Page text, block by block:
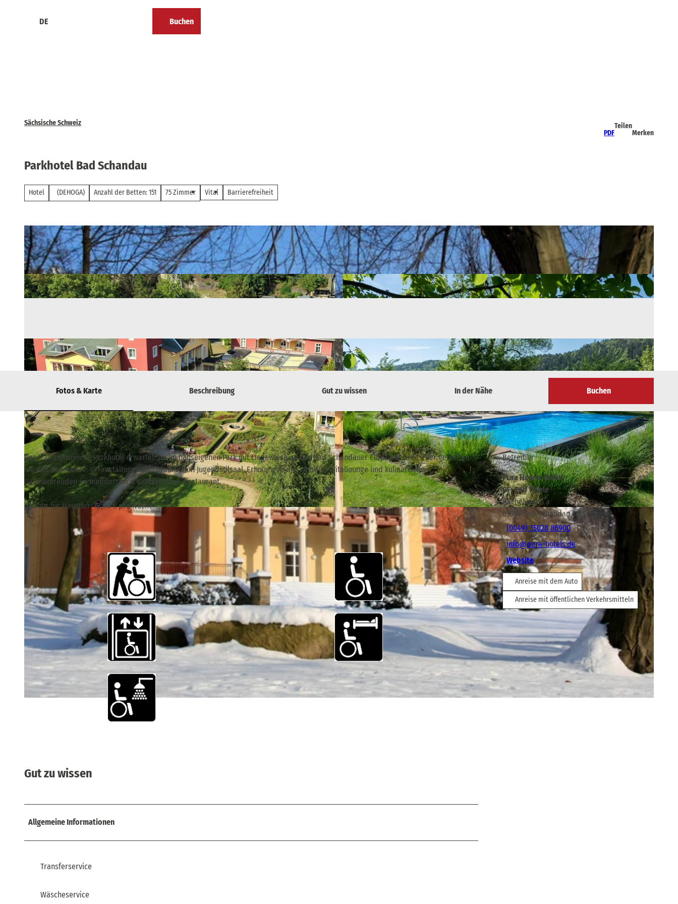
DE Buchen
Sächsische Schweiz
PDF
Teilen
Merken
Parkhotel Bad Schandau
Hotel (DEHOGA) Anzahl der Betten: 151 75 Zimmer Vital Barrierefreiheit
© Pura Hotels GmbH, Ralf Thiele, Pura Hotels GmbH |CC-BY-SA © Pura Hotels GmbH, M. Gawlik |CC-BY-SA
Fotos & Karte Beschreibung Gut zu wissen In der Nähe Buchen
Das traditionsreiche Parkhotel erwartet Sie im hauseigenen Park mit Liegewiese an der Bad Schandauer Elbpromenade. Hier genießen
Sie das Besondere: Veranstaltungen im prunkvollen Jugendstilsaal, Erholung in der Wohlfühl-Vitallounge und kulinarische
Gaumenfreuden im mediterranen Wintergarten-Restaurant.
Gebühr für Haustier: 18,00 € pro Nacht
Gut zu wissen
Allgemeine Informationen
Transferservice
Wäscheservice
Betreiber
Pura Hotels GmbH
GF: Ralf Thiele
Bächelweg 8 a
01814 Bad Schandau OT Schmilka
(0049) 35028 86900
info@pura-hotels.de
Website
Anreise mit dem Auto
Anreise mit öffentlichen Verkehrsmitteln